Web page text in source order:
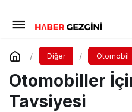
Diğer Otomobil
Otomobiller
Tavsiyesi